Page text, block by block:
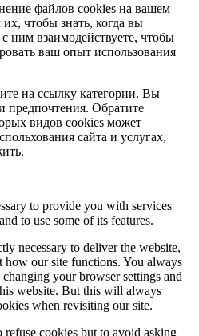
файлов cookies на вашем
чтобы знать, когда вы
ним взаимодействуете, чтобы
ваш опыт использования
на ссылку категории. Вы
предпочтения. Обратите
видов cookies может
сайта и услугах,
to provide you with services
to use some of its features.
necessary to deliver the website,
our site functions. You always
your browser settings and
website. But this will always
when revisiting our site.
cookies but to avoid asking